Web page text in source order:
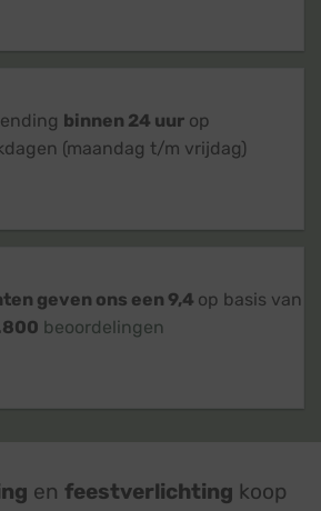
binnen 24 uur op
(maandag t/m vrijdag)
geven ons een 9,4 op basis van
beoordelingen
en feestverlichting koop